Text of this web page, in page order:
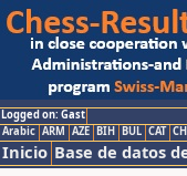
Logged on: Gast
Arabic ARM AZE BIH BUL CAT
Inicio Base de datos